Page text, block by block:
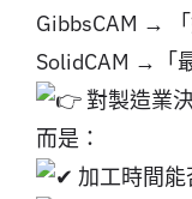
GibbsCAM → 「
SolidCAM →「
對製造業
而是：
加工時間能